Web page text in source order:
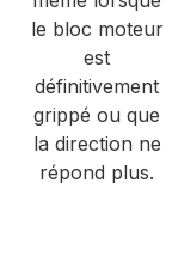
le bloc moteur
est
définitivement
grippé ou que
la direction ne
répond plus.